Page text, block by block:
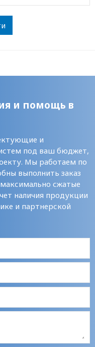
и помощь в
и
под ваш бюджет,
Мы работаем по
выполнить заказ
сжатые
наличия продукции
и партнерской